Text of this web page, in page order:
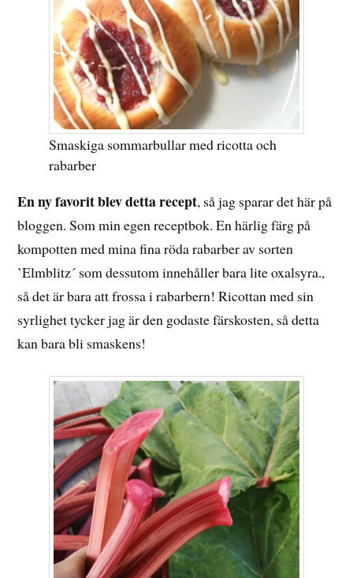
Smaskiga sommarbullar med ricotta och
rabarber
En ny favorit blev detta recept, så jag sparar det här på
bloggen. Som min egen receptbok. En härlig färg på
kompotten med mina fina röda rabarber av sorten
’Elmblitz´ som dessutom innehåller bara lite oxalsyra.,
så det är bara att frossa i rabarbern! Ricottan med sin
syrlighet tycker jag är den godaste färskosten, så detta
kan bara bli smaskens!